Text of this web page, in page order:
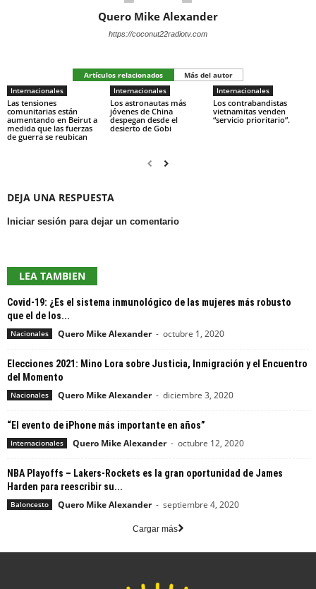
Quero Mike Alexander
https://coconut22radiotv.com
Artículos relacionados
Más del autor
Internacionales
Las tensiones
comunitarias están
aumentando en Beirut a
medida que las fuerzas
de guerra se reubican
Internacionales
Los astronautas más
jóvenes de China
despegan desde el
desierto de Gobi
Internacionales
Los contrabandistas
vietnamitas venden
“servicio prioritario”.
DEJA UNA RESPUESTA
Iniciar sesión para dejar un comentario
LEA TAMBIEN
Covid-19: ¿Es el sistema inmunológico de las mujeres más robusto
que el de los...
Nacionales Quero Mike Alexander - octubre 1, 2020
Elecciones 2021: Mino Lora sobre Justicia, Inmigración y el Encuentro
del Momento
Nacionales Quero Mike Alexander - diciembre 3, 2020
“El evento de iPhone más importante en años”
Internacionales Quero Mike Alexander - octubre 12, 2020
NBA Playoffs – Lakers-Rockets es la gran oportunidad de James
Harden para reescribir su...
Baloncesto Quero Mike Alexander - septiembre 4, 2020
Cargar más